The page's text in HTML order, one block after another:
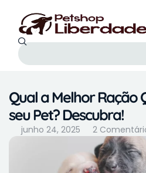
Qual a Melhor Ração
seu Pet? Descubra!
junho 24, 2025 2